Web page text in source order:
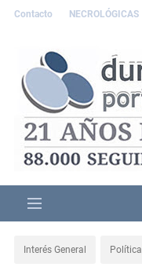
Contacto NECROLÓGICAS
Interés General Política